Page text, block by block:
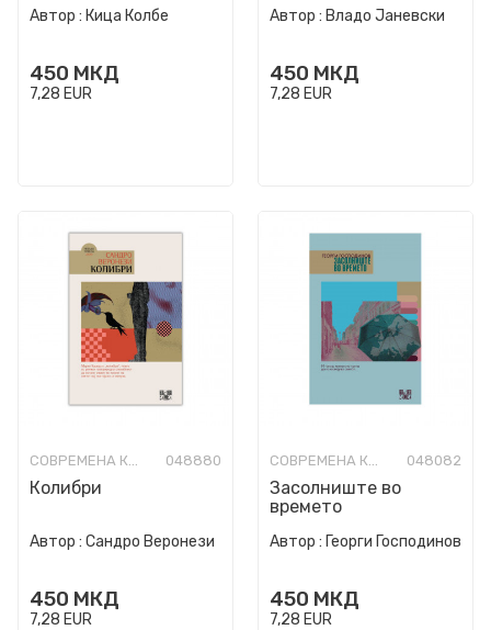
Автор : Кица Колбе
450 МКД
7,28 EUR
Автор : Владо Јаневски
450 МКД
7,28 EUR
СОВРЕМЕНА КНИЖЕВНОСТ 048880
Колибри
Автор : Сандро Веронези
450 МКД
7,28 EUR
СОВРЕМЕНА КНИЖЕВНОСТ 048082
Засолниште во
времето
Автор : Георги Господинов
450 МКД
7,28 EUR